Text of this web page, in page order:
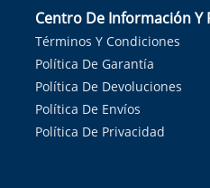
Centro De Información Y
Términos Y Condiciones
Política De Garantía
Política De Devoluciones
Política De Envíos
Política De Privacidad